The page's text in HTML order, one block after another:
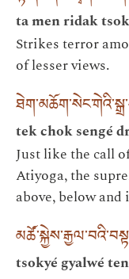
ta men ridak
Strikes terror
of lesser views.
tek chok sengé
Just like the call
Atiyoga, the
above, below and
tsokyé gyalwé